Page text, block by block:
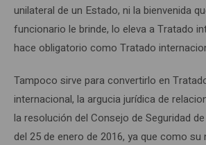
unilateral de un Estado, ni la bienvenida
funcionario le brinde, lo eleva a Tratado
hace obligatorio como Tratado
Tampoco sirve para convertirlo en
internacional, la argucia jurídica de
la resolución del Consejo de Seguridad
del 25 de enero de 2016, ya que como